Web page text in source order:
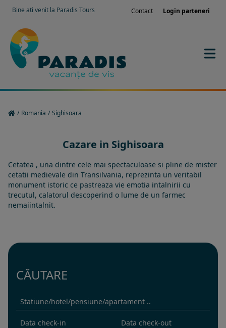
Bine ati venit la Paradis Tours Contact Login parteneri
/ Romania / Sighisoara
Cazare in Sighisoara
Cetatea , una dintre cele mai spectaculoase si pline de mister
cetatii medievale din Transilvania, reprezinta un veritabil
monument istoric ce pastreaza vie emotia intalnirii cu
trecutul, calatorul descoperind o lume de un farmec
nemaiintalnit.
CĂUTARE